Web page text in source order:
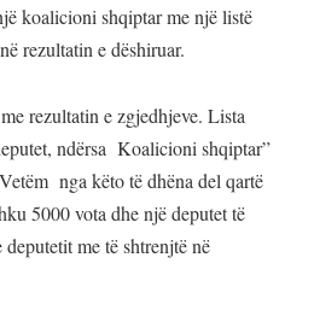
koalicioni shqiptar me një listë
rezultatin e dëshiruar.
rezultatin e zgjedhjeve. Lista
ndërsa Koalicioni shqiptar”
nga këto të dhëna del qartë
5000 vota dhe një deputet të
me të shtrenjtë në